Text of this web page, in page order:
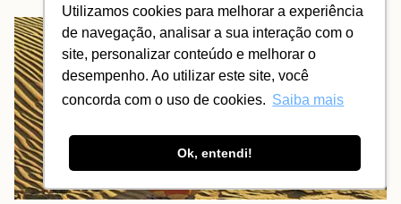
Utilizamos cookies para melhorar a experiência
de navegação, analisar a sua interação com o
site, personalizar conteúdo e melhorar o
desempenho. Ao utilizar este site, você
concorda com o uso de cookies. Saiba mais
Ok, entendi!